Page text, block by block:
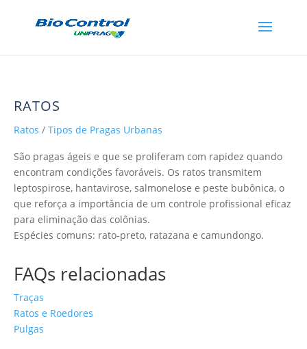
RATOS
Ratos / Tipos de Pragas Urbanas
São pragas ágeis e que se proliferam com rapidez quando
encontram condições favoráveis. Os ratos transmitem
leptospirose, hantavirose, salmonelose e peste bubônica, o
que reforça a importância de um controle profissional eficaz
para eliminação das colônias.
Espécies comuns: rato-preto, ratazana e camundongo.
FAQs relacionadas
Traças
Ratos e Roedores
Pulgas